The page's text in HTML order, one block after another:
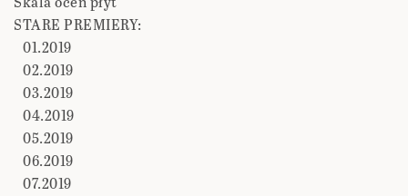
STARE PREMIERY:
01.2019
02.2019
03.2019
04.2019
05.2019
06.2019
07.2019